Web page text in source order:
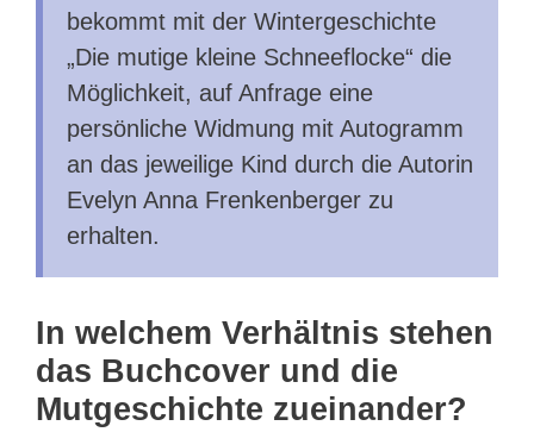
bekommt mit der Wintergeschichte
„Die mutige kleine Schneeflocke“ die
Möglichkeit, auf Anfrage eine
persönliche Widmung mit Autogramm
an das jeweilige Kind durch die Autorin
Evelyn Anna Frenkenberger zu
erhalten.
In welchem Verhältnis stehen
das Buchcover und die
Mutgeschichte zueinander?